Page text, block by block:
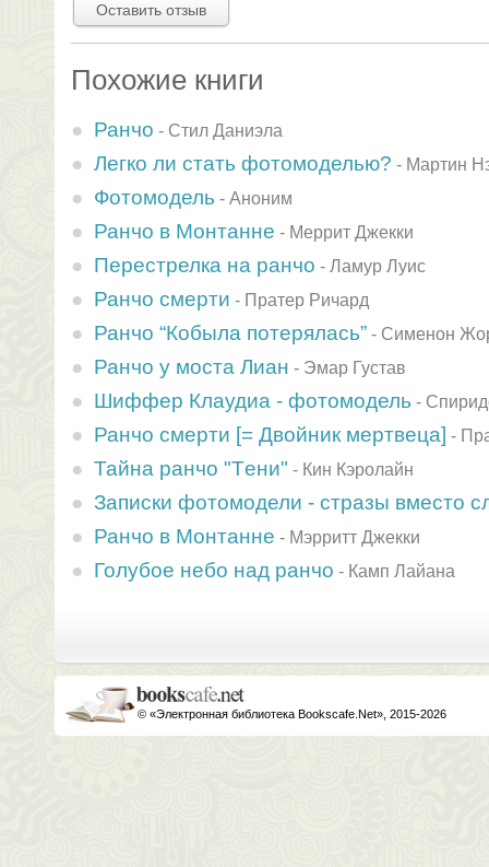
Оставить отзыв
Похожие книги
Ранчо - Стил Даниэла
Легко ли стать фотомоделью? - Мартин
Фотомодель - Аноним
Ранчо в Монтанне - Меррит Джекки
Перестрелка на ранчо - Ламур Луис
Ранчо смерти - Пратер Ричард
Ранчо “Кобыла потерялась” - Сименон
Ранчо у моста Лиан - Эмар Густав
Шиффер Клаудиа - фотомодель -
Ранчо смерти [= Двойник мертвеца] -
Тайна ранчо "Tени" - Кин Кэролайн
Записки фотомодели - стразы вместо
Ранчо в Монтанне - Мэрритт Джекки
Голубое небо над ранчо - Камп Лайана
© «Электронная библиотека Bookscafe.Net», 2015-2026